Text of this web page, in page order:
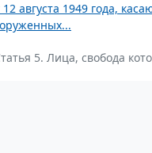
августа 1949 года,
5. Лица, свобода